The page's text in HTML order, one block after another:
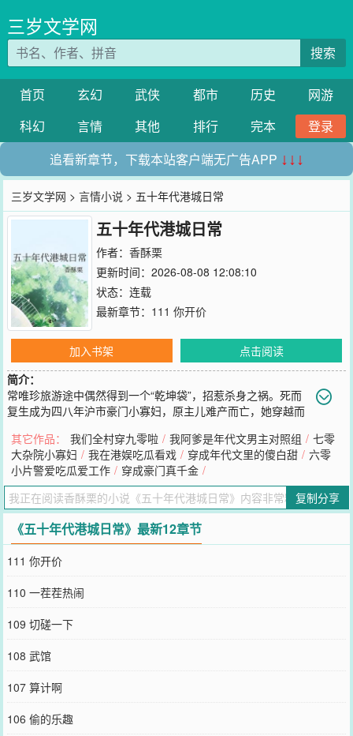
三岁文学网
搜索
首页 玄幻 武侠 都市 历史
网游
科幻
言情 其他 排行 完本
登录
追看新章节，下载本站客户端无广告APP ↓↓↓
三岁文学网 >言情小说 > 五十年代港城日常
五十年代港城日常
作者： 香酥栗
更新时间：2026-08-08 12:08:10
状态：连载
最新章节： 111 你开价
加入书架
点击阅读
简介：
常唯珍旅游途中偶然得到一个“乾坤袋”，招惹杀身之祸。死而
复生成为四八年沪市豪门小寡妇，原主儿难产而亡，她穿越而
绝户，还打算利用她和刚出生的孩子转移其他人的视线，榨干他们的
价值。大嫂记恨她准备离开之际痛下杀手；二嫂不能生准备趁乱杀母
夺子抢走孩子据为己有；三房谋算少一房少分钱；五房瞄上钱财打算
螳螂捕蝉，七房蹦跶搅合也巴不得她们母子死……婆家没有一个可靠
的，娘家也没有。好赌的爹，爱男的妈，狠毒的哥哥，阴险的嫂嫂，
自私的弟弟还有软弱的她。常唯珍：这操蛋的人生不需要解释！刚生
完孩子第一天，她就得头脑风暴。一个刚生完的虚弱产妇还带一个早
产虚弱的小拖油瓶，前有狼后有虎，半路无数恶犬恨不能咬下一块
肉，这现状让人眼前一黑又一黑。好在，上辈子害她身死的乾坤袋，
竟然跟她一起穿越了。常唯珍捏着小袋子，看着虚弱的娃儿，一咬牙
一跺脚，跑！！！但是跑之前，该拿也要拿，不然孤儿寡母怎么过日
子？经历重重困难，常唯珍终于带着孩子来到港城，这年头儿港城的
日子也不好过，但是总归身边是没有随时咬一口的豺狼虎豹。常唯珍
认真经营起自己的小日子。就算是身处逆境，也要热爱生活，努力努
力再努力。阅读指南：1：女主爽文，女主永远第一位。2：前期有逃
跑躲藏情节，不苦女主。3：后期日常奋斗文，有女主创业也有家长里
短鸡毛蒜皮的小事儿。
您要是觉得《
微博微信里的朋友推荐哦！
其它作品： 我们全村穿九零啦 / 我阿爹是年代文男主对照组 / 七零
大杂院小寡妇 / 我在港娱吃瓜看戏 / 穿成年代文里的傻白甜 / 六零
小片警爱吃瓜爱工作 / 穿成豪门真千金 /
复制分享
《五十年代港城日常》最新12章节
111 你开价
110 一茬茬热闹
109 切磋一下
108 武馆
107 算计啊
106 偷的乐趣